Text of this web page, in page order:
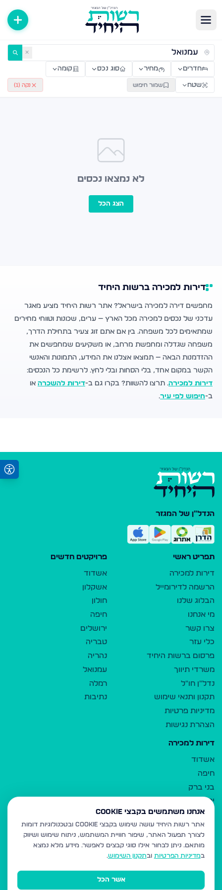
דירות למכירה ולהשכרה — רשות היחיד ✕
חדרים מחיר סוג נכס קומה
שטח שמור חיפוש נקה ( 1
)
לא נמצאו נכסים
הצג הכל
דירות למכירה ברשות היחיד
מחפשים דירה למכירה בישראל? אתר רשות היחיד מציע מאגר
עדכני של נכסים למכירה מכל הארץ — ערים, שכונות וטווחי מחירים
שמתאימים לכל משפחה. בין אם אתם זוג צעיר בתחילת הדרך,
משפחה שגדלה ומחפשת מרחב, או משקיעים שמחפשים את
ההזדמנות הבאה — תמצאו אצלנו את המידע, התמונות והאנשי
הקשר במקום אחד, בלי הסחות ובלי לחץ. לרשימת כל הנכסים:
דירות למכירה. תרצו להשוות? בקרו גם ב-דירות להשכרה או
ב-חיפוש לפי עיר.
הנדל"ן של המגזר
תפריט ראשי
דירות למכירה
הרשמה לדירומייל
הבלוג שלנו
מי אנחנו
צרו קשר
כלי עזר
פרסום ברשות היחיד
משרדי תיווך
נדל"ן חו"ל
תקנון ותנאי שימוש
מדיניות פרטיות
הצהרת נגישות
פרויקטים חדשים
אשדוד
אשקלון
חולון
חיפה
ירושלים
טבריה
נהריה
עמנואל
רמלה
נתיבות
דירות למכירה
אשדוד
חיפה
בני ברק
ירושלים
אלעד
גבעת זאב
בית שמש
רכסים
מודיעין עילית
אנחנו משתמשים בקבצי Cookie
אתר רשות היחיד עושה שימוש בקבצי Cookie ובטכנולוגיות דומות
לצורך תפעול האתר, שיפור חוויית המשתמש, ניתוח שימוש ושיווק
מותאם. ניתן לבחור אילו סוגי קבצים לאפשר. מידע מלא נמצא
במדיניות הפרטיות ובתקנון השימוש.
אשר הכל